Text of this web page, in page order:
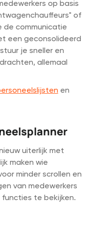
op basis
of
de communicatie
een geconsolideerd
je sneller en
allemaal
en
uiterlijk met
maken wie
minder scrollen en
van medewerkers
te bekijken.